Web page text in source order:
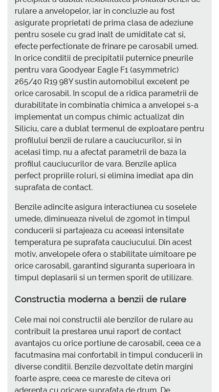
rulare a anvelopelor, iar in concluzie au fost
asigurate proprietati de prima clasa de adeziune
pentru sosele cu grad inalt de umiditate cat si,
efecte perfectionate de frinare pe carosabil umed.
In orice conditii de precipitatii puternice pneurile
pentru vara Goodyear Eagle F1 (asymmetric)
265/40 R19 98Y sustin automobilul excelent pe
orice carosabil. In scopul de a ridica parametrii de
durabilitate in combinatia chimica a anvelopei s-a
implementat un compus chimic actualizat din
Siliciu, care a dublat termenul de exploatare pentru
profilului benzii de rulare a cauciucurilor, si in
acelasi timp, nu a afectat parametrii de baza la
profilul cauciucurilor de vara. Benzile aplica
perfect propriile roluri, si elimina imediat apa din
suprafata de contact.
Benzile adincite asigura interactiunea cu soselele
umede, diminueaza nivelul de zgomot in timpul
conducerii si partajeaza cu aceeasi intensitate
temperatura pe suprafata cauciucului. Din acest
motiv, anvelopele ofera o stabilitate uimitoare pe
orice carosabil, garantind siguranta superioara in
timpul deplasarii si un termen sporit de utilizare.
Constructia moderna a benzii de rulare
Cele mai noi constructii ale benzilor de rulare au
contribuit la prestarea unui raport de contact
avantajos cu orice portiune de carosabil, ceea ce a
facutmasina mai confortabil in timpul conducerii in
diverse conditii. Benzile dezvoltate detin margini
foarte aspre, ceea ce mareste de citeva ori
aderenta cu oricare suprafata de drum. De